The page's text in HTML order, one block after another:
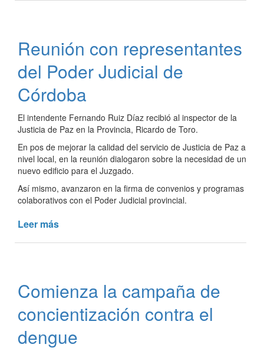
del
Molle
ya
tienen
fecha
en
2025
Reunión con representantes
del Poder Judicial de
Córdoba
El intendente Fernando Ruiz Díaz recibió al inspector de la
Justicia de Paz en la Provincia, Ricardo de Toro.
En pos de mejorar la calidad del servicio de Justicia de Paz a
nivel local, en la reunión dialogaron sobre la necesidad de un
nuevo edificio para el Juzgado.
Así mismo, avanzaron en la firma de convenios y programas
colaborativos con el Poder Judicial provincial.
Leer más
Poder
Judicial
de
Comienza la campaña de
concientización contra el
dengue